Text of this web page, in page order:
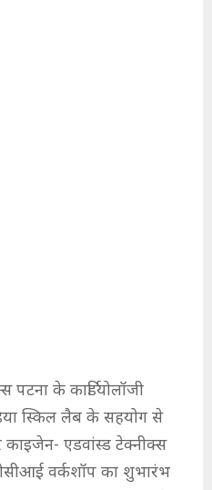
पटना के कार्डियोलॉजी
स्किल लैब के सहयोग से
काइजेन- एडवांस्ड टेक्नीक्स
वर्कशॉप का शुभारंभ